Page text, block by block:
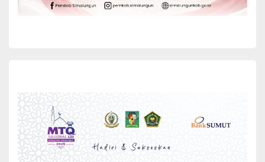
Herta Doloksaribu dari Poltekkes Kemenkes Medan dengan materi
Nitak (makanan khas dari Simalungun) yang dikombinasi dengan
tempe. Para ibu dalam kelompok berkreasi membuat versi
masakan mereka sendiri dan hasilnya kemudian dilombakan.
Pemenang lomba kreasi pangan protein lokal di kabupaten
Simalungun ini akan diumukan bersama dengan pemenang dari
kabupaten Tanjung Jabung Timur dan Maros pada acara puncak